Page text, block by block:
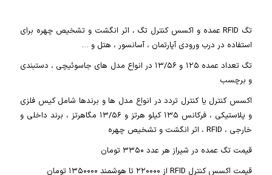
تگ RFID عمده و اکسس کنترل تگ ، اثر انگشت و تشخیص چهره برای
استفاده در درب ورودی آپارتمان ، آسانسور ، هتل و …
تگ‌ تعداد عمده ۱۲۵ و ۱۳/۵۶ در انواع مدل های جاسوئیچی ، دستبندی
و برچسب
اکسس کنترل یا کنترل تردد در انواع مدل ها و برندها شامل کیس فلزی
و پلاستیکی ، فرکانس ۱۳۵ کیلو هرتز و ۱۳/۵۶ مگاهرتز ، برند داخلی و
خارجی ، RFID ، اثر انگشت و تشخیص چهره
قیمت تگ عمده در شیراز هر عدد ۳۳۵۰ تومان
قیمت اکسس کنترل RFID از ۲۲۰۰۰۰ تا هوشمند ۱۳۵۰۰۰۰ تومان